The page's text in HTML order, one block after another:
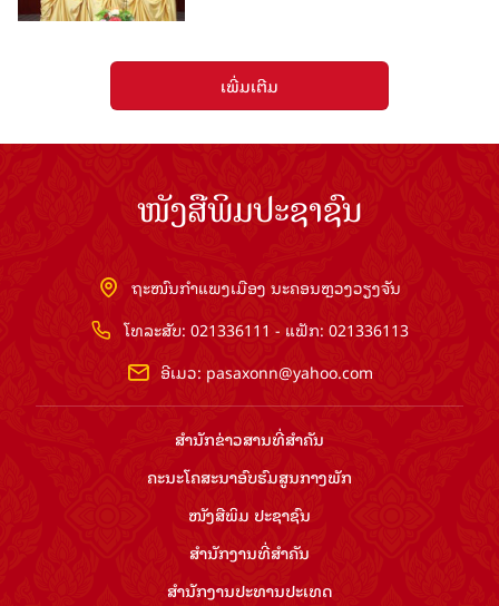
ເພີ່ມເຕີມ
ໜັງສືພິມປະຊາຊົນ
ຖະໜົນກຳແພງເມືອງ ນະຄອນຫຼວງວຽງຈັນ
ໂທລະສັບ: 021336111 - ແຟັກ: 021336113
ອີເມວ: pasaxonn@yahoo.com
ສຳ​ນັກ​ຂ່າວ​ສານ​ທີ່​ສຳ​ຄັນ​
ຄະນະໂຄສະນາອົບຮົມ​ສູນ​ກາງ​ພັກ
ໜັງສືພິມ ປະ​ຊາ​ຊົນ
ສຳ​ນັກ​ງານ​ທີ່​ສຳ​ຄັນ
ສຳ​ນັກ​ງານ​ປະ​ທານ​ປະ​ເທດ